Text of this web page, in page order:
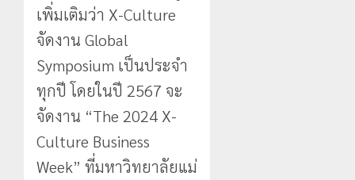
เพิ่มเติมว่า X-Culture
จัดงาน Global
Symposium เป็นประจำ
ทุกปี โดยในปี 2567 จะ
จัดงาน “The 2024 X-
Culture Business
Week” ที่มหาวิทยาลัยแม่